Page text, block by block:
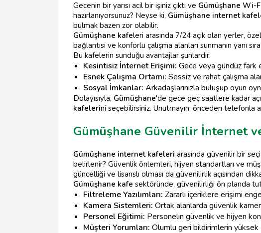
Gecenin bir yarısı acil bir işiniz çıktı ve Gümüşhane Wi-
hazırlanıyorsunuz? Neyse ki, Gümüşhane internet
bulmak bazen zor olabilir.
Gümüşhane kafeleri arasında 7/24 açık olan yerler,
bağlantısı ve konforlu çalışma alanları sunmanın yanı
Bu kafelerin sunduğu avantajlar şunlardır:
Kesintisiz İnternet Erişimi: Gece veya gündüz fark
Esnek Çalışma Ortamı: Sessiz ve rahat çalışma
Sosyal İmkanlar: Arkadaşlarınızla buluşup oyun
Dolayısıyla, Gümüşhane'de gece geç saatlere kadar
kafelerini seçebilirsiniz. Unutmayın, önceden telefonla
Gümüşhane Güvenilir İnternet
Gümüşhane internet kafeleri arasında güvenilir bir
belirlenir? Güvenlik önlemleri, hijyen standartları ve
güncelliği ve lisanslı olması da güvenilirlik açısından
Gümüşhane kafe sektöründe, güvenilirliği ön planda
Filtreleme Yazılımları: Zararlı içeriklere erişimi
Kamera Sistemleri: Ortak alanlarda güvenlik
Personel Eğitimi: Personelin güvenlik ve hijyen
Müşteri Yorumları: Olumlu geri bildirimlerin yüksek